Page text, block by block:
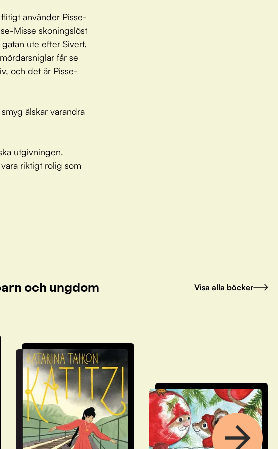
använder Pisse-
Misse skoningslöst
ute efter Sivert.
får se
och det är Pisse-
älskar varandra
utgivningen.
riktigt rolig som
och ungdom Visa alla böcker